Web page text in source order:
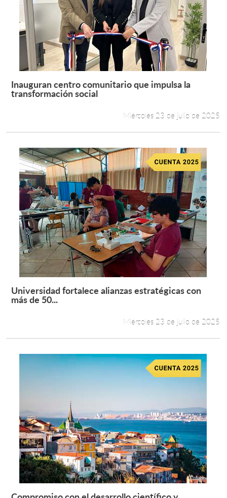
Leer más +
Inauguran centro comunitario que impulsa la
transformación social
Miércoles 23 de julio de 2025
Leer más +
Universidad fortalece alianzas estratégicas con
más de 50...
Miércoles 23 de julio de 2025